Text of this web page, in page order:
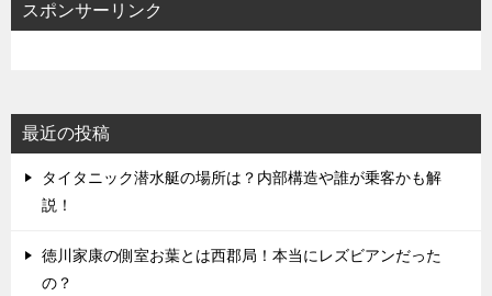
スポンサーリンク
最近の投稿
タイタニック潜水艇の場所は？内部構造や誰が乗客かも解
説！
徳川家康の側室お葉とは西郡局！本当にレズビアンだった
の？